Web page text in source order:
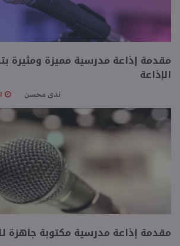
مقدمة إذاعة مدرسية مميزة ومثيرة
الإذاعة
ندى محسن
مقدمة إذاعة مدرسية مكتوبة جاهزة